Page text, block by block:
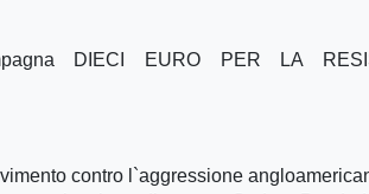
DIECI EURO PER LA
contro l`aggressione